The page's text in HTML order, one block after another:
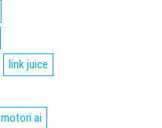
link juice
motori ai